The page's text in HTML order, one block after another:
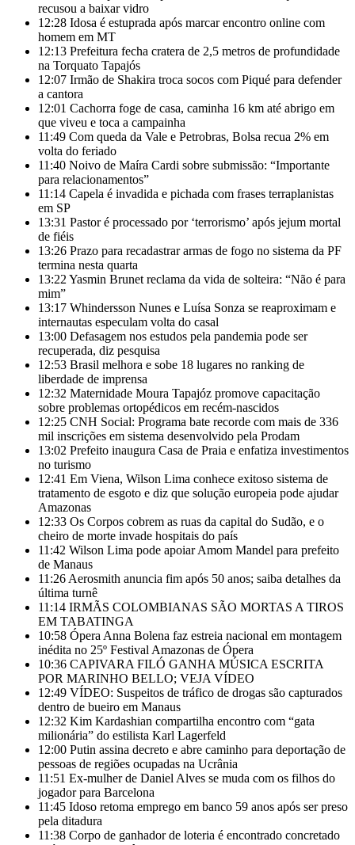
recusou a baixar vidro
12:28 Idosa é estuprada após marcar encontro online com
homem em MT
12:13 Prefeitura fecha cratera de 2,5 metros de profundidade
na Torquato Tapajós
12:07 Irmão de Shakira troca socos com Piqué para defender
a cantora
12:01 Cachorra foge de casa, caminha 16 km até abrigo em
que viveu e toca a campainha
11:49 Com queda da Vale e Petrobras, Bolsa recua 2% em
volta do feriado
11:40 Noivo de Maíra Cardi sobre submissão: “Importante
para relacionamentos”
11:14 Capela é invadida e pichada com frases terraplanistas
em SP
13:31 Pastor é processado por ‘terrorismo’ após jejum mortal
de fiéis
13:26 Prazo para recadastrar armas de fogo no sistema da PF
termina nesta quarta
13:22 Yasmin Brunet reclama da vida de solteira: “Não é para
mim”
13:17 Whindersson Nunes e Luísa Sonza se reaproximam e
internautas especulam volta do casal
13:00 Defasagem nos estudos pela pandemia pode ser
recuperada, diz pesquisa
12:53 Brasil melhora e sobe 18 lugares no ranking de
liberdade de imprensa
12:32 Maternidade Moura Tapajóz promove capacitação
sobre problemas ortopédicos em recém-nascidos
12:25 CNH Social: Programa bate recorde com mais de 336
mil inscrições em sistema desenvolvido pela Prodam
13:02 Prefeito inaugura Casa de Praia e enfatiza investimentos
no turismo
12:41 Em Viena, Wilson Lima conhece exitoso sistema de
tratamento de esgoto e diz que solução europeia pode ajudar
Amazonas
12:33 Os Corpos cobrem as ruas da capital do Sudão, e o
cheiro de morte invade hospitais do país
11:42 Wilson Lima pode apoiar Amom Mandel para prefeito
de Manaus
11:26 Aerosmith anuncia fim após 50 anos; saiba detalhes da
última turnê
11:14 IRMÃS COLOMBIANAS SÃO MORTAS A TIROS
EM TABATINGA
10:58 Ópera Anna Bolena faz estreia nacional em montagem
inédita no 25º Festival Amazonas de Ópera
10:36 CAPIVARA FILÓ GANHA MÚSICA ESCRITA
POR MARINHO BELLO; VEJA VÍDEO
12:49 VÍDEO: Suspeitos de tráfico de drogas são capturados
dentro de bueiro em Manaus
12:32 Kim Kardashian compartilha encontro com “gata
milionária” do estilista Karl Lagerfeld
12:00 Putin assina decreto e abre caminho para deportação de
pessoas de regiões ocupadas na Ucrânia
11:51 Ex-mulher de Daniel Alves se muda com os filhos do
jogador para Barcelona
11:45 Idoso retoma emprego em banco 59 anos após ser preso
pela ditadura
11:38 Corpo de ganhador de loteria é encontrado concretado